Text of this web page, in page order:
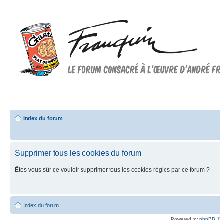
Index du forum
Supprimer tous les cookies du forum
Êtes-vous sûr de vouloir supprimer tous les cookies réglés par ce forum ?
Index du forum
Powered by phpBB